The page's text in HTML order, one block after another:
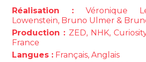
Réalisation : Véronique
Lowenstein, Bruno Ulmer &
Production : ZED, NHK,
France
Langues : Français, Anglais